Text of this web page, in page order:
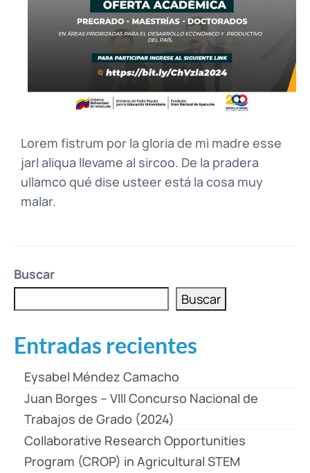
Lorem fistrum por la gloria de mi madre esse
jarl aliqua llevame al sircoo. De la pradera
ullamco qué dise usteer está la cosa muy
malar.
Buscar
Buscar
Entradas recientes
Eysabel Méndez Camacho
Juan Borges – VIII Concurso Nacional de
Trabajos de Grado (2024)
Collaborative Research Opportunities
Program (CROP) in Agricultural STEM